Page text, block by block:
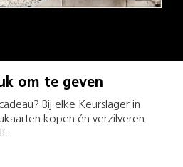
om te geven
Bij elke Keurslager in
kopen én verzilveren.